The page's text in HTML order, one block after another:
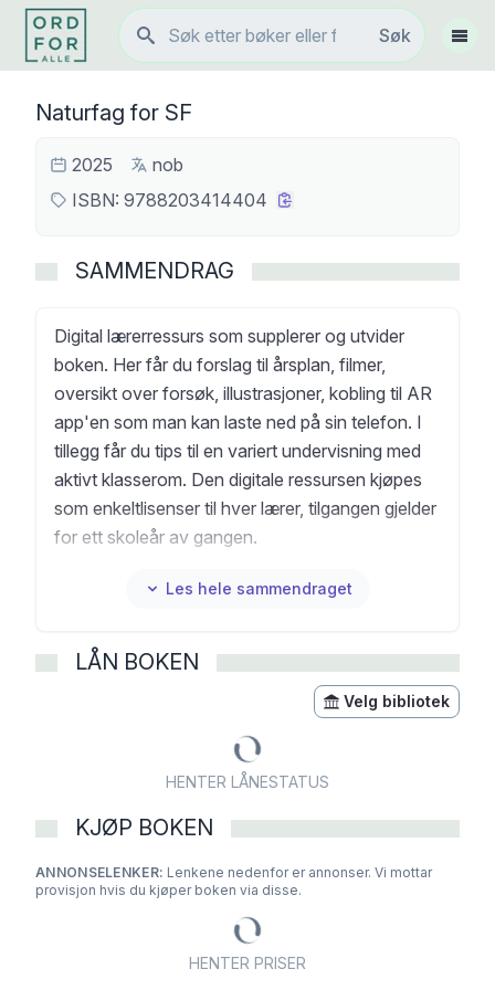
Søk
Søk
Vis
Naturfag for SF
2025
nob
ISBN: 9788203414404
SAMMENDRAG
Digital lærerressurs som supplerer og utvider
boken. Her får du forslag til årsplan, filmer,
oversikt over forsøk, illustrasjoner, kobling til AR
app'en som man kan laste ned på sin telefon. I
tillegg får du tips til en variert undervisning med
aktivt klasserom. Den digitale ressursen kjøpes
som enkeltlisenser til hver lærer, tilgangen gjelder
for ett skoleår av gangen.
Les hele sammendraget
LÅN BOKEN
Velg bibliotek
HENTER LÅNESTATUS
KJØP BOKEN
ANNONSELENKER: Lenkene nedenfor er annonser. Vi mottar
provisjon hvis du kjøper boken via disse.
HENTER PRISER